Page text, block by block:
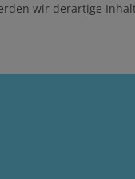
wir derartige